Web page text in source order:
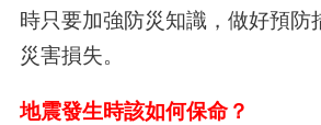
時只要加強防災知識，做好預防
災害損失。
地震發生時該如何保命？